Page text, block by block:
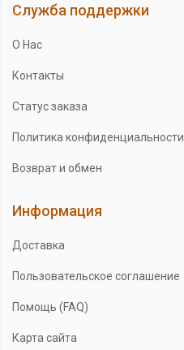
Служба поддержки
О Нас
Контакты
Статус заказа
Политика конфиденциальности
Возврат и обмен
Информация
Доставка
Пользовательское соглашение
Помощь (FAQ)
Карта сайта